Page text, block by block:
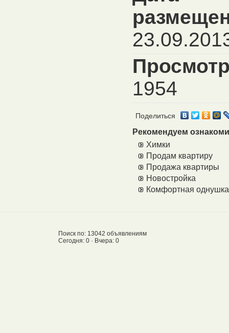
1954
Поделиться
Рекомендуем
Химки
Продам квартиру
Продажа квартиры
Новостройка
Комфортная однушка
Поиск по: 13042 объявлениям
Сегодня: 0 · Вчера: 0